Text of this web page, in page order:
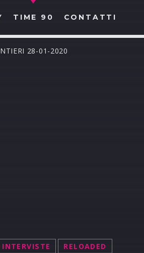
TIME 90 CONTATTI
28-01-2020
INTERVISTE RELOADED